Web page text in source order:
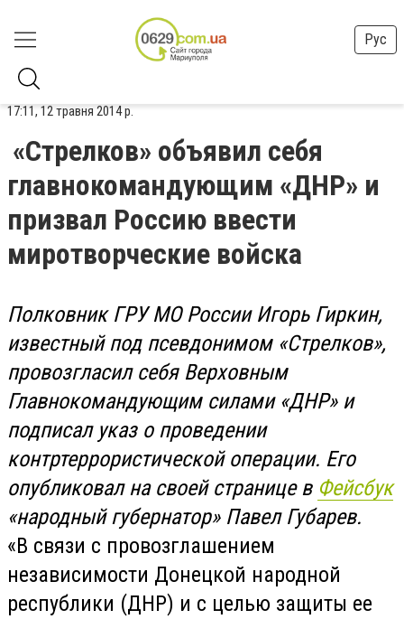
Рус
17:11, 12 травня 2014 р.
«Стрелков» объявил себя
главнокомандующим «ДНР» и
призвал Россию ввести
миротворческие войска
Полковник ГРУ МО России Игорь Гиркин,
известный под псевдонимом «Стрелков»,
провозгласил себя Верховным
Главнокомандующим силами «ДНР» и
подписал указ о проведении
контртеррористической операции. Его
опубликовал на своей странице в Фейсбук
«народный губернатор» Павел Губарев.
«В связи с провозглашением
независимости Донецкой народной
республики (ДНР) и с целью защиты ее